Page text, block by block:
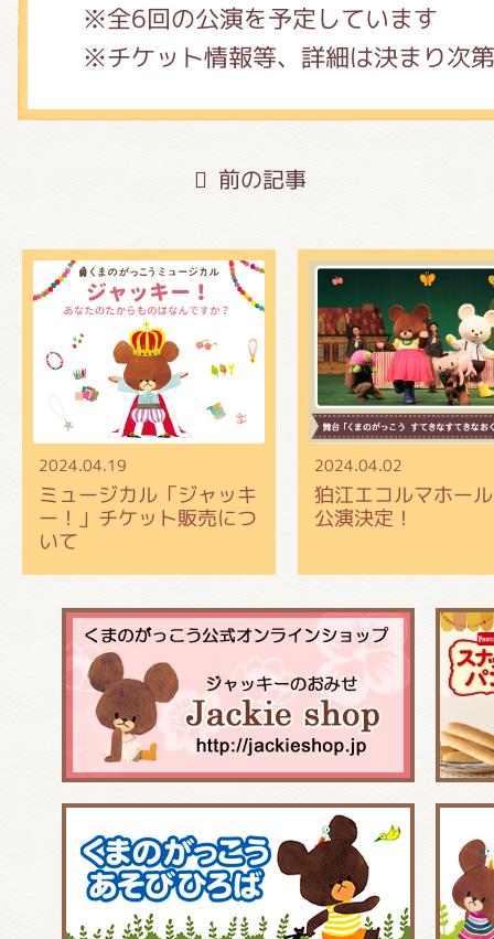
※全6回の公演を予定しています
※チケット情報等、詳細は決まり次
前の記事
2024.04.19
ミュージカル「ジャッキ
ー！」チケット販売につ
いて
2024.04.02
狛江エコルマホー
公演決定！